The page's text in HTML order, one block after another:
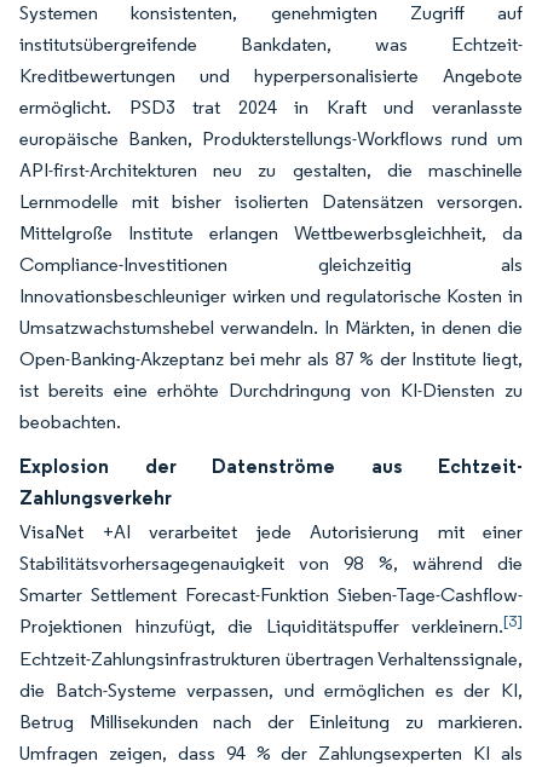
Systemen konsistenten, genehmigten Zugriff auf
institutsübergreifende Bankdaten, was Echtzeit-
Kreditbewertungen und hyperpersonalisierte Angebote
ermöglicht. PSD3 trat 2024 in Kraft und veranlasste
europäische Banken, Produkterstellungs-Workflows rund um
API-first-Architekturen neu zu gestalten, die maschinelle
Lernmodelle mit bisher isolierten Datensätzen versorgen.
Mittelgroße Institute erlangen Wettbewerbsgleichheit, da
Compliance-Investitionen gleichzeitig als
Innovationsbeschleuniger wirken und regulatorische Kosten in
Umsatzwachstumshebel verwandeln. In Märkten, in denen die
Open-Banking-Akzeptanz bei mehr als 87 % der Institute liegt,
ist bereits eine erhöhte Durchdringung von KI-Diensten zu
beobachten.
Explosion der Datenströme aus Echtzeit-
Zahlungsverkehr
VisaNet +AI verarbeitet jede Autorisierung mit einer
Stabilitätsvorhersagegenauigkeit von 98 %, während die
Smarter Settlement Forecast-Funktion Sieben-Tage-Cashflow-
Projektionen hinzufügt, die Liquiditätspuffer verkleinern.[3]
Echtzeit-Zahlungsinfrastrukturen übertragen Verhaltenssignale,
die Batch-Systeme verpassen, und ermöglichen es der KI,
Betrug Millisekunden nach der Einleitung zu markieren.
Umfragen zeigen, dass 94 % der Zahlungsexperten KI als